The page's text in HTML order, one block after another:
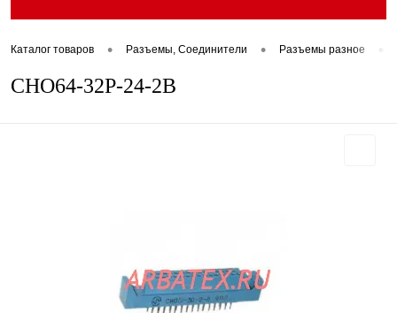
Каталог товаров • Разъемы, Соединители • Разъемы разное
СНО64-32Р-24-2В